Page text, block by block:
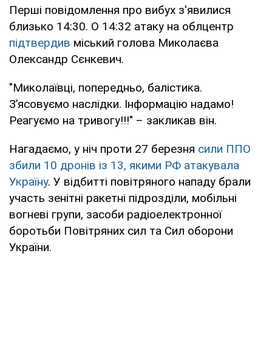
Перші повідомлення про вибух з'явилися
близько 14:30. О 14:32 атаку на облцентр
підтвердив міський голова Миколаєва
Олександр Сєнкевич.
"Миколаївці, попередньо, балістика.
Зʼясовуємо наслідки. Інформацію надамо!
Реагуємо на тривогу!!!" – закликав він.
Нагадаємо, у ніч проти 27 березня сили ППО
збили 10 дронів із 13, якими РФ атакувала
Україну. У відбитті повітряного нападу брали
участь зенітні ракетні підрозділи, мобільні
вогневі групи, засоби радіоелектронної
боротьби Повітряних сил та Сил оборони
України.